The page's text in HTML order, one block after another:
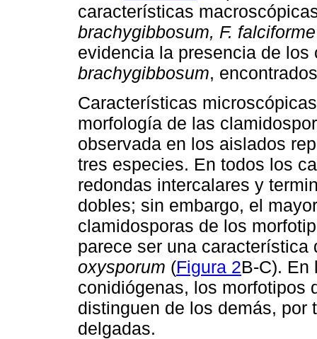
características
brachygibbosum, F. falciforme
evidencia la presencia de
brachygibbosum,
Características
morfología de las
observada en los aislados
tres especies. En todos los
redondas intercalares y
dobles; sin embargo, el
clamidosporas de los
parece ser una
oxysporum (Figura 2B-C). En
conidiógenas, los morfotipos
distinguen de los demás, por
delgadas.